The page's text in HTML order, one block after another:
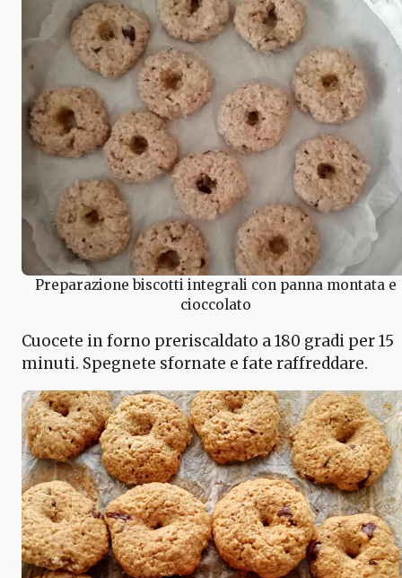
Preparazione biscotti integrali con panna montata e
cioccolato
Cuocete in forno preriscaldato a 180 gradi per 15
minuti. Spegnete sfornate e fate raffreddare.